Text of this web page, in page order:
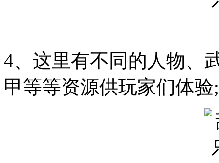
4、这里有不同的人物、
甲等等资源供玩家们体验;